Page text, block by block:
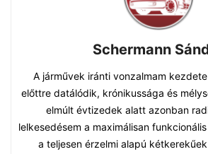
Schermann
A járművek iránti vonzalmam
előttre datálódik, krónikussága és
elmúlt évtizedek alatt azonban
lelkesedésem a maximálisan
a teljesen érzelmi alapú